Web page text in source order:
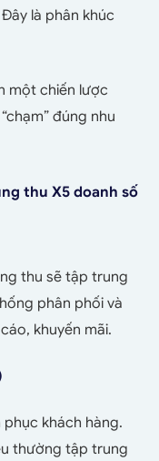
là phân khúc
một chiến lược
đúng nhu
thu X5 doanh số
thu sẽ tập trung
phân phối và
khuyến mãi.
khách hàng.
thường tập trung